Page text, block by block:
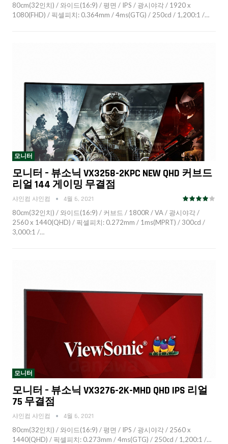
80cm(32인치) / 와이드(16:9) / 평면 / IPS / 광시야각 / 1920 x
1080(FHD) / 픽셀피치: 0.364mm / 4ms(GTG) / 250cd / 1,200:1 /…
모니터
모니터 – 뷰소닉 VX3258-2KPC NEW QHD 커브드
리얼 144 게이밍 무결점
샤인컴 샤인컴 4월 6, 2021
80cm(32인치) / 와이드(16:9) / 커브드 / 1800R / VA / 광시야각 /
2560 x 1440(QHD) / 픽셀피치: 0.272mm / 1ms(MPRT) / 300cd /
3,000:1 /…
모니터
모니터 – 뷰소닉 VX3276-2K-MHD QHD IPS 리얼
75 무결점
샤인컴 샤인컴 4월 6, 2021
80cm(32인치) / 와이드(16:9) / 평면 / IPS / 광시야각 / 2560 x
1440(QHD) / 픽셀피치: 0.273mm / 4ms(GTG) / 250cd / 1,200:1 /…